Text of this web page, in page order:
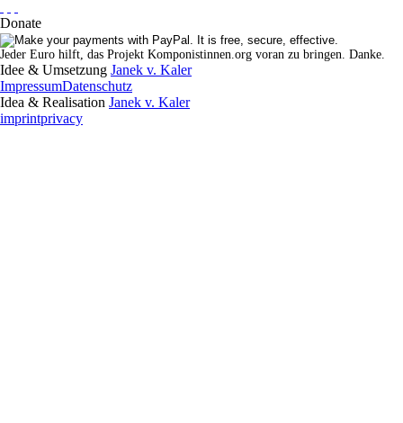
Donate
Jeder Euro hilft, das Projekt Komponistinnen.org voran zu bringen. Danke.
Idee & Umsetzung Janek v. Kaler
ImpressumDatenschutz
Idea & Realisation Janek v. Kaler
imprintprivacy